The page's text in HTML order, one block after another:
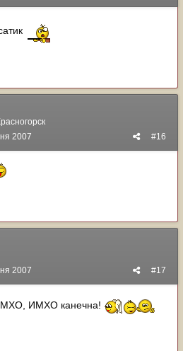
#16
2007
#17
2007
ИМХО канечна!